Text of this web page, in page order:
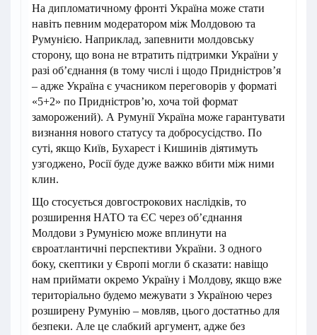
На дипломатичному фронті Україна може стати
навіть певним модератором між Молдовою та
Румунією. Наприклад, запевнити молдовську
сторону, що вона не втратить підтримки України у
разі об’єднання (в тому числі і щодо Придністров’я
– адже Україна є учасником переговорів у форматі
«5+2» по Придністров’ю, хоча той формат
заморожений). А Румунії Україна може гарантувати
визнання нового статусу та добросусідство. По
суті, якщо Київ, Бухарест і Кишинів діятимуть
узгоджено, Росії буде дуже важко вбити між ними
клин.
Що стосується довгострокових наслідків, то
розширення НАТО та ЄС через об’єднання
Молдови з Румунією може вплинути на
євроатлантичні перспективи України. З одного
боку, скептики у Європі могли б сказати: навіщо
нам приймати окремо Україну і Молдову, якщо вже
територіально будемо межувати з Україною через
розширену Румунію – мовляв, цього достатньо для
безпеки. Але це слабкий аргумент, адже без